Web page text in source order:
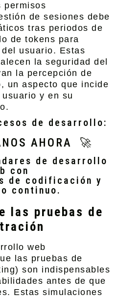
permisos
de sesiones debe
tras periodos de
de tokens para
usuario. Estas
la seguridad del
la percepción de
un aspecto que incide
y en su
de desarrollo:
AHORA 🚀
de desarrollo
con
de codificación y
continuo.
las pruebas de
web
las pruebas de
son indispensables
antes de que
Estas simulaciones